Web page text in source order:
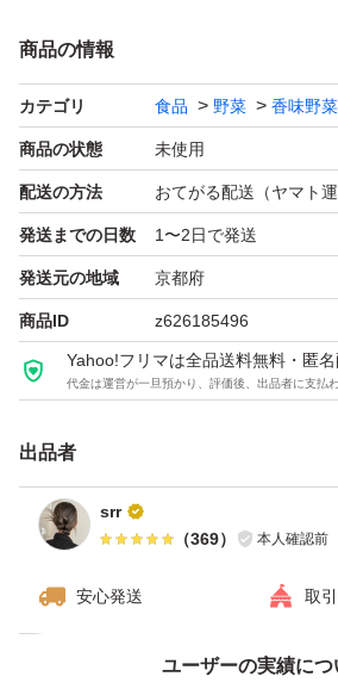
商品の情報
カテゴリ 食品 野菜 香味野菜
商品の状態 未使用
配送の方法 おてがる配送（ヤマト運
発送までの日数 1〜2日で発送
発送元の地域 京都府
商品ID z626185496
Yahoo!フリマは全品送料無料・匿
代金は運営が一旦預かり、評価後、出品者に支払
出品者
srr
（369） 本人確認前
安心発送 取
ユーザーの実績につ
価格の相談